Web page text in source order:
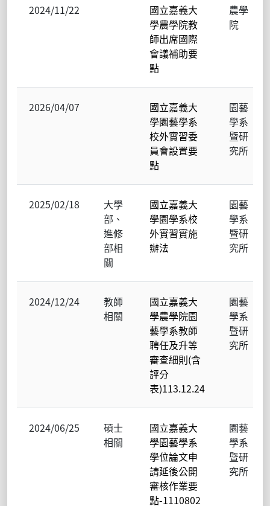
2024/11/22
國立嘉義大
學農學院教
師出席國際
會議補助要
點
農學
院
2026/04/07
國立嘉義大
學園藝學系
校外實習委
員會設置要
點
園藝
學系
暨研
究所
2025/02/18
大學
部、
進修
部相
關
國立嘉義大
學園學系校
外實習實施
辦法
園藝
學系
暨研
究所
2024/12/24
教師
相關
國立嘉義大
學農學院園
藝學系教師
聘任及升等
審查細則(含
評分
表)113.12.24
園藝
學系
暨研
究所
2024/06/25
碩士
相關
國立嘉義大
學園藝學系
學位論文申
請延後公開
審核作業要
點-1110802
園藝
學系
暨研
究所